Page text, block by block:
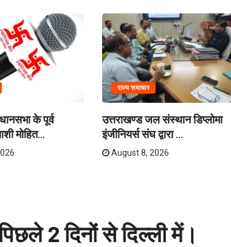
के पूर्व
मोहित...
राज्य समाचार
उत्तराखण्ड जल संस्थान डिप्लोमा
इंजीनियर्स संघ द्वारा ...
August 8, 2026
2 दिनों से दिल्ली में।